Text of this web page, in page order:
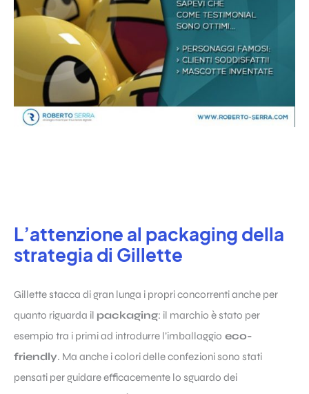
L’attenzione al packaging della
strategia di Gillette
Gillette stacca di gran lunga i propri concorrenti anche per
quanto riguarda il packaging: il marchio è stato per
esempio tra i primi ad introdurre l’imballaggio eco-
friendly. Ma anche i colori delle confezioni sono stati
pensati per guidare efficacemente lo sguardo dei